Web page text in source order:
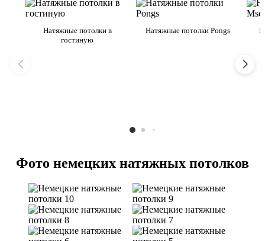
Натяжные потолки в
гостиную
Натяжные потолки Pongs
Фото немецких натяжных потолков